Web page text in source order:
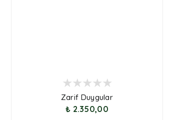
Zarif Duygular
₺ 2.350,00